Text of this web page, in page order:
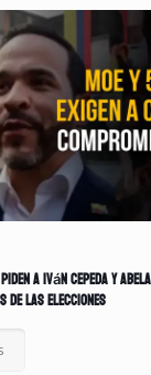
piden a Iván Cepeda y
las elecciones